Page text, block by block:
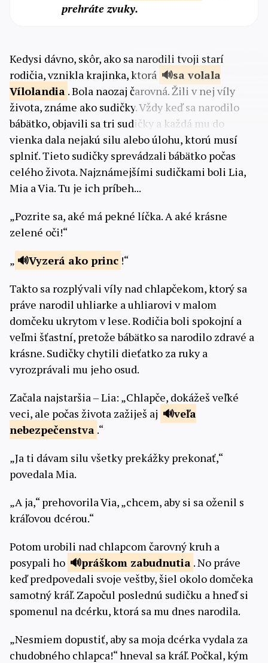
prehráte zvuky.
Kedysi dávno, skôr, ako sa narodili tvoji starí
rodičia, vznikla krajinka, ktorá
sa volala
Vílolandia . Bola naozaj čarovná. Žili v nej víly
života, známe ako sudičky. Vždy keď sa narodilo
bábätko, objavili sa tri sudičky a každá mu do
vienka dala nejakú silu alebo úlohu, ktorú musí
splniť. Tieto sudičky sprevádzali bábätko počas
celého života. Najznámejšími sudičkami boli Lia,
Mia a Via. Tu je ich príbeh...
„Pozrite sa, aké má pekné líčka. A aké krásne
zelené oči!“
„
Vyzerá ako princ !“
Takto sa rozplývali víly nad chlapčekom, ktorý sa
práve narodil uhliarke a uhliarovi v malom
domčeku ukrytom v lese. Rodičia boli spokojní a
veľmi šťastní, pretože bábätko sa narodilo zdravé a
krásne. Sudičky chytili dieťatko za ruky a
vyrozprávali mu jeho osud.
Začala najstaršia – Lia: „Chlapče, dokážeš veľké
veci, ale počas života zažiješ aj
veľa
nebezpečenstva .“
„Ja ti dávam silu všetky prekážky prekonať,“
povedala Mia.
„A ja,“ prehovorila Via, „chcem, aby si sa oženil s
kráľovou dcérou.“
Potom urobili nad chlapcom čarovný kruh a
posypali ho
práškom zabudnutia . No práve
keď predpovedali svoje veštby, šiel okolo domčeka
samotný kráľ. Započul poslednú sudičku a hneď si
spomenul na dcérku, ktorá sa mu dnes narodila.
„Nesmiem dopustiť, aby sa moja dcérka vydala za
chudobného chlapca!“ hneval sa kráľ. Počkal, kým